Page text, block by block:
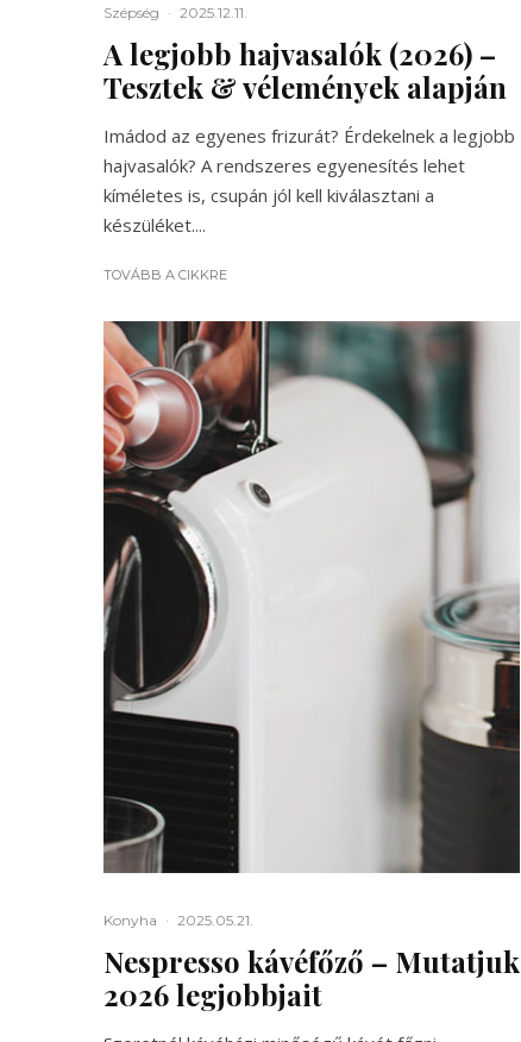
Szépség · 2025.12.11.
A legjobb hajvasalók (2026) –
Tesztek & vélemények alapján
Imádod az egyenes frizurát? Érdekelnek a legjobb
hajvasalók? A rendszeres egyenesítés lehet
kíméletes is, csupán jól kell kiválasztani a
készüléket....
TOVÁBB A CIKKRE
Konyha · 2025.05.21.
Nespresso kávéfőző – Mutatjuk
2026 legjobbjait